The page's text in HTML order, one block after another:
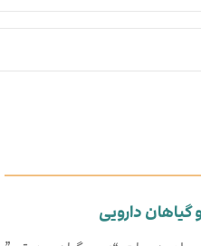
گیاهان دارویی